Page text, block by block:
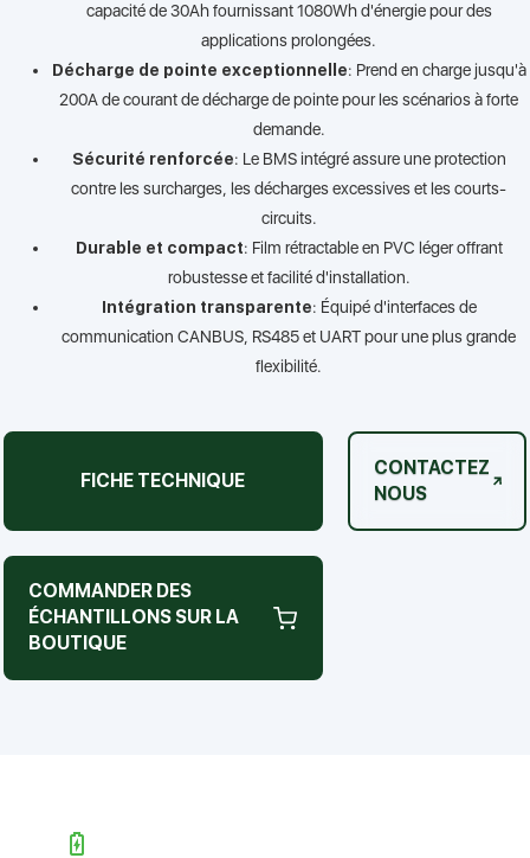
capacité de 30Ah fournissant 1080Wh d'énergie pour des
applications prolongées.
Décharge de pointe exceptionnelle: Prend en charge jusqu'à
200A de courant de décharge de pointe pour les scénarios à forte
demande.
Sécurité renforcée: Le BMS intégré assure une protection
contre les surcharges, les décharges excessives et les courts-
circuits.
Durable et compact: Film rétractable en PVC léger offrant
robustesse et facilité d'installation.
Intégration transparente: Équipé d'interfaces de
communication CANBUS, RS485 et UART pour une plus grande
flexibilité.
FICHE TECHNIQUE
CONTACTEZ
NOUS
COMMANDER DES
ÉCHANTILLONS SUR LA
BOUTIQUE